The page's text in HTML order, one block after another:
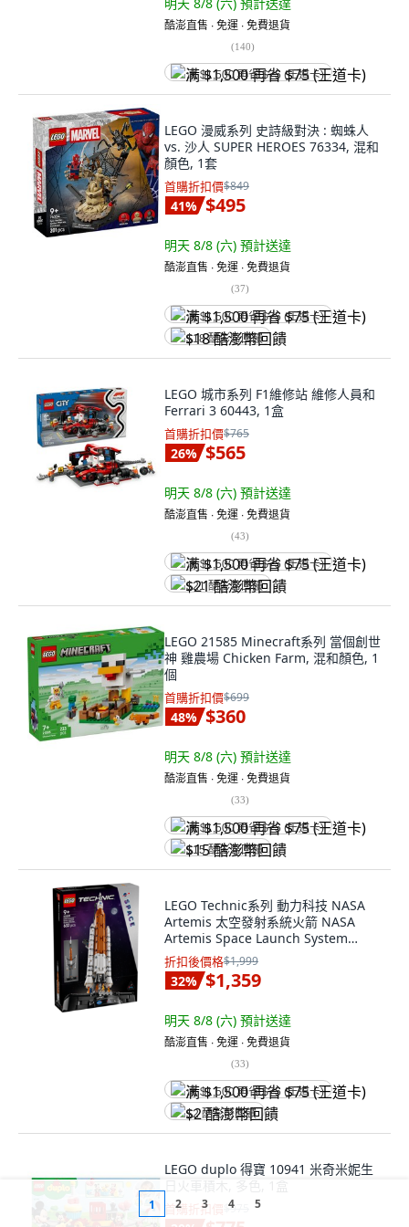
酷澎直售 ∙ 免運 ∙ 免費退貨
(140)
满 $1,500 再省 $75 (王道卡)
LEGO 漫威系列 史詩級對決 : 蜘蛛人
vs. 沙人 SUPER HEROES 76334, 混和
顏色, 1套
首購折扣價$849
41% $495
明天 8/8 (六) 預計送達
酷澎直售 ∙ 免運 ∙ 免費退貨
(37)
满 $1,500 再省 $75 (王道卡)
$18 酷澎幣回饋
LEGO 城市系列 F1維修站 維修人員和
Ferrari 3 60443, 1盒
首購折扣價$765
26% $565
明天 8/8 (六) 預計送達
酷澎直售 ∙ 免運 ∙ 免費退貨
(43)
满 $1,500 再省 $75 (王道卡)
$21 酷澎幣回饋
LEGO 21585 Minecraft系列 當個創世
神 雞農場 Chicken Farm, 混和顏色, 1
個
首購折扣價$699
48% $360
明天 8/8 (六) 預計送達
酷澎直售 ∙ 免運 ∙ 免費退貨
(33)
满 $1,500 再省 $75 (王道卡)
$15 酷澎幣回饋
LEGO Technic系列 動力科技 NASA
Artemis 太空發射系統火箭 NASA
Artemis Space Launch System
Rocket 42221, 混和顏色, 1個
折扣後價格$1,999
32% $1,359
明天 8/8 (六) 預計送達
酷澎直售 ∙ 免運 ∙ 免費退貨
(33)
满 $1,500 再省 $75 (王道卡)
$2 酷澎幣回饋
LEGO duplo 得寶 10941 米奇米妮生
首購折扣價 $975
1 2 3 4 5